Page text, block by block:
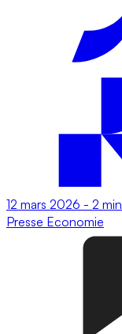
12 mars 2026 - 2 min
Presse Economie